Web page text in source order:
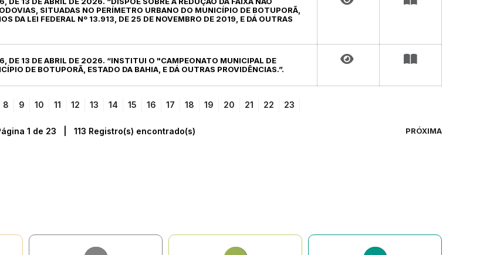
SITUADAS NO PERÍMETRO URBANO DO MUNICÍPIO DE BOTUPORÃ,
DA LEI FEDERAL Nº 13.913, DE 25 DE NOVEMBRO DE 2019, E DÁ OUTRAS
13 DE ABRIL DE 2026. “INSTITUI O "CAMPEONATO MUNICIPAL DE
DE BOTUPORÃ, ESTADO DA BAHIA, E DÁ OUTRAS PROVIDÊNCIAS.”.
8 9 10 11 12 13 14 15 16 17 18 19 20 21 22 23
1 de 23 | 113 Registro(s) encontrado(s) PRÓXIMA